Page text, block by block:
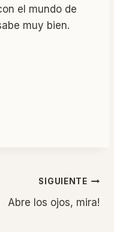
el mundo de
muy bien.
SIGUIENTE
Abre los ojos, mira!